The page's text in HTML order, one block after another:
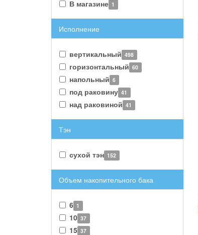
В магазине 1
Исполнение
вертикальный 498
горизонтальный 60
напольный 6
под раковину 41
над раковиной 41
Тэн
сухой тэн 152
Объем накопительного бака
6 1
10 37
15 37